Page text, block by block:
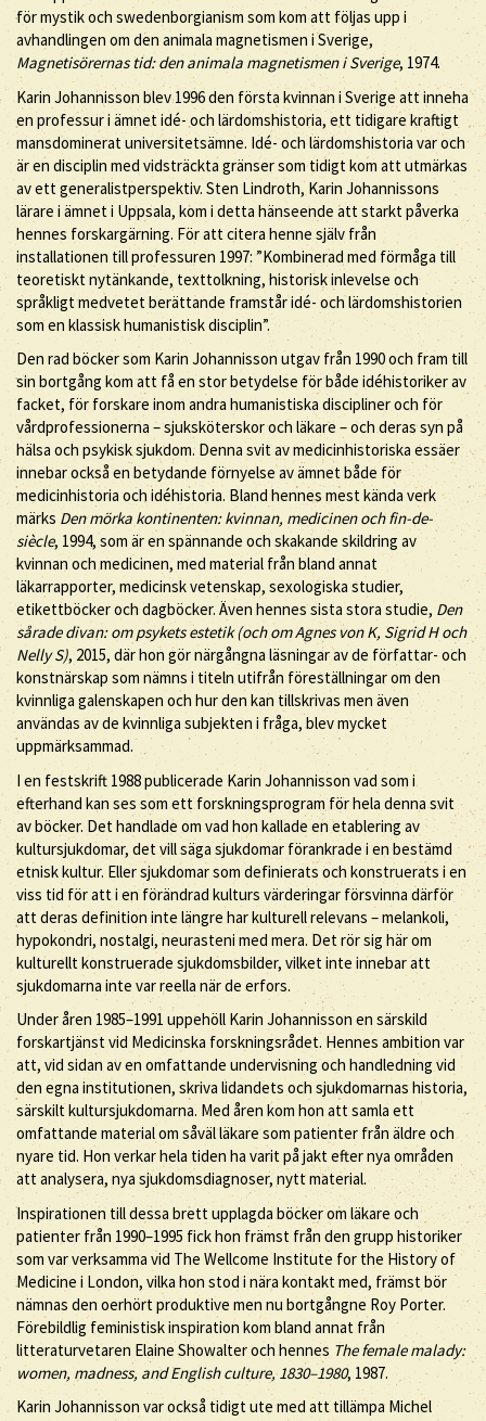
för mystik och swedenborgianism som kom att följas upp i
avhandlingen om den animala magnetismen i Sverige,
Magnetisörernas tid: den animala magnetismen i Sverige, 1974.
Karin Johannisson blev 1996 den första kvinnan i Sverige att inneha
en professur i ämnet idé- och lärdomshistoria, ett tidigare kraftigt
mansdominerat universitetsämne. Idé- och lärdomshistoria var och
är en disciplin med vidsträckta gränser som tidigt kom att utmärkas
av ett generalistperspektiv. Sten Lindroth, Karin Johannissons
lärare i ämnet i Uppsala, kom i detta hänseende att starkt påverka
hennes forskargärning. För att citera henne själv från
installationen till professuren 1997: ”Kombinerad med förmåga till
teoretiskt nytänkande, texttolkning, historisk inlevelse och
språkligt medvetet berättande framstår idé- och lärdomshistorien
som en klassisk humanistisk disciplin”.
Den rad böcker som Karin Johannisson utgav från 1990 och fram till
sin bortgång kom att få en stor betydelse för både idéhistoriker av
facket, för forskare inom andra humanistiska discipliner och för
vårdprofessionerna – sjuksköterskor och läkare – och deras syn på
hälsa och psykisk sjukdom. Denna svit av medicinhistoriska essäer
innebar också en betydande förnyelse av ämnet både för
medicinhistoria och idéhistoria. Bland hennes mest kända verk
märks Den mörka kontinenten: kvinnan, medicinen och fin-de-
siècle, 1994, som är en spännande och skakande skildring av
kvinnan och medicinen, med material från bland annat
läkarrapporter, medicinsk vetenskap, sexologiska studier,
etikettböcker och dagböcker. Även hennes sista stora studie, Den
sårade divan: om psykets estetik (och om Agnes von K, Sigrid H och
Nelly S), 2015, där hon gör närgångna läsningar av de författar- och
konstnärskap som nämns i titeln utifrån föreställningar om den
kvinnliga galenskapen och hur den kan tillskrivas men även
användas av de kvinnliga subjekten i fråga, blev mycket
uppmärksammad.
I en festskrift 1988 publicerade Karin Johannisson vad som i
efterhand kan ses som ett forskningsprogram för hela denna svit
av böcker. Det handlade om vad hon kallade en etablering av
kultursjukdomar, det vill säga sjukdomar förankrade i en bestämd
etnisk kultur. Eller sjukdomar som definierats och konstruerats i en
viss tid för att i en förändrad kulturs värderingar försvinna därför
att deras definition inte längre har kulturell relevans – melankoli,
hypokondri, nostalgi, neurasteni med mera. Det rör sig här om
kulturellt konstruerade sjukdomsbilder, vilket inte innebar att
sjukdomarna inte var reella när de erfors.
Under åren 1985–1991 uppehöll Karin Johannisson en särskild
forskartjänst vid Medicinska forskningsrådet. Hennes ambition var
att, vid sidan av en omfattande undervisning och handledning vid
den egna institutionen, skriva lidandets och sjukdomarnas historia,
särskilt kultursjukdomarna. Med åren kom hon att samla ett
omfattande material om såväl läkare som patienter från äldre och
nyare tid. Hon verkar hela tiden ha varit på jakt efter nya områden
att analysera, nya sjukdomsdiagnoser, nytt material.
Inspirationen till dessa brett upplagda böcker om läkare och
patienter från 1990–1995 fick hon främst från den grupp historiker
som var verksamma vid The Wellcome Institute for the History of
Medicine i London, vilka hon stod i nära kontakt med, främst bör
nämnas den oerhört produktive men nu bortgångne Roy Porter.
Förebildlig feministisk inspiration kom bland annat från
litteraturvetaren Elaine Showalter och hennes The female malady:
women, madness, and English culture, 1830–1980, 1987.
Karin Johannisson var också tidigt ute med att tillämpa Michel